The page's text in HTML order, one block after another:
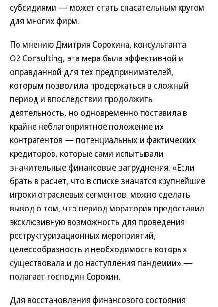
субсидиями — может стать спасательным кругом
для многих фирм.
По мнению Дмитрия Сорокина, консультанта
O2 Consulting, эта мера была эффективной и
оправданной для тех предпринимателей,
которым позволила продержаться в сложный
период и впоследствии продолжить
деятельность, но одновременно поставила в
крайне неблагоприятное положение их
контрагентов — потенциальных и фактических
кредиторов, которые сами испытывали
значительные финансовые затруднения. «Если
брать в расчет, что в списке значатся крупнейшие
игроки отраслевых сегментов, можно сделать
вывод о том, что период моратория предоставил
эксклюзивную возможность для проведения
реструктуризационных мероприятий,
целесообразность и необходимость которых
существовала и до наступления пандемии»,—
полагает господин Сорокин.
Для восстановления финансового состояния